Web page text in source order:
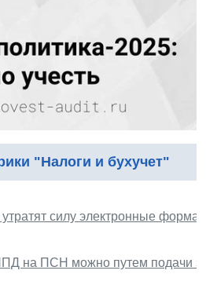
"Налоги и бухучет"
силу электронные
на ПСН можно путем подачи